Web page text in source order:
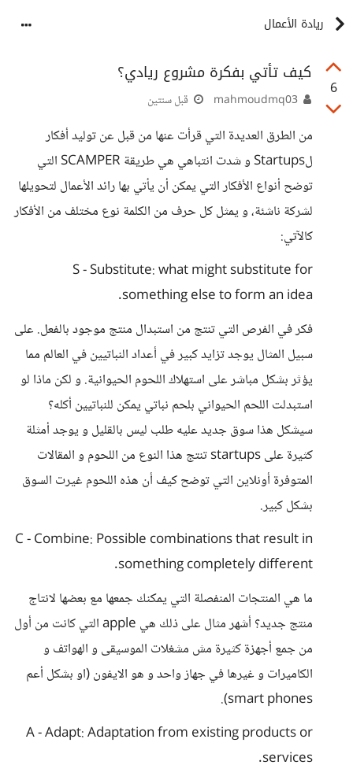
ريادة الأعمال
6
كيف تأتي بفكرة مشروع ريادي؟
قبل سنتين
من الطرق العديدة التي قرأت عنها من قبل عن توليد أفكار
لStartups و شدت انتباهي هي طريقة SCAMPER التي
توضح أنواع الأفكار التي يمكن أن يأتي بها رائد الأعمال لتحويلها
لشركة ناشئة، و يمثل كل حرف من الكلمة نوع مختلف من الأفكار
كالآتي:
S - Substitute: what might substitute for
something else to form an idea.
فكر في الفرص التي تنتج من استبدال منتج موجود بالفعل. على
سبيل المثال يوجد تزايد كبير في أعداد النباتيين في العالم مما
يؤثر بشكل مباشر على استهلاك اللحوم الحيوانية. و لكن ماذا لو
استبدلت اللحم الحيواني بلحم نباتي يمكن للنباتيين أكله؟
سيشكل هذا سوق جديد عليه طلب ليس بالقليل و يوجد أمثلة
كثيرة على startups تنتج هذا النوع من اللحوم و المقالات
المتوفرة أونلاين التي توضح كيف أن هذه اللحوم غيرت السوق
بشكل كبير.
C - Combine: Possible combinations that result in
something completely different.
ما هي المنتجات المنفصلة التي يمكنك جمعها مع بعضها لانتاج
منتج جديد؟ أشهر مثال على ذلك هي apple التي كانت من أول
من جمع أجهزة كثيرة مش مشغلات الموسيقى و الهواتف و
الكاميرات و غيرها في جهاز واحد و هو الايفون (او بشكل أعم
smart phones).
A - Adapt: Adaptation from existing products or
services.